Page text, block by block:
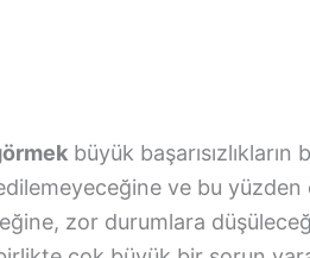
büyük
ve bu
zor durumlara